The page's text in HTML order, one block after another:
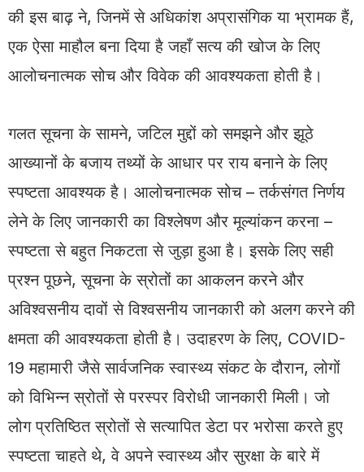
की इस बाढ़ ने, जिनमें से अधिकांश अप्रासंगिक या भ्रामक हैं,
एक ऐसा माहौल बना दिया है जहाँ सत्य की खोज के लिए
आलोचनात्मक सोच और विवेक की आवश्यकता होती है।
गलत सूचना के सामने, जटिल मुद्दों को समझने और झूठे
आख्यानों के बजाय तथ्यों के आधार पर राय बनाने के लिए
स्पष्टता आवश्यक है। आलोचनात्मक सोच – तर्कसंगत निर्णय
लेने के लिए जानकारी का विश्लेषण और मूल्यांकन करना –
स्पष्टता से बहुत निकटता से जुड़ा हुआ है। इसके लिए सही
प्रश्न पूछने, सूचना के स्रोतों का आकलन करने और
अविश्वसनीय दावों से विश्वसनीय जानकारी को अलग करने की
क्षमता की आवश्यकता होती है। उदाहरण के लिए, COVID-
19 महामारी जैसे सार्वजनिक स्वास्थ्य संकट के दौरान, लोगों
को विभिन्न स्रोतों से परस्पर विरोधी जानकारी मिली। जो
लोग प्रतिष्ठित स्रोतों से सत्यापित डेटा पर भरोसा करते हुए
स्पष्टता चाहते थे, वे अपने स्वास्थ्य और सुरक्षा के बारे में